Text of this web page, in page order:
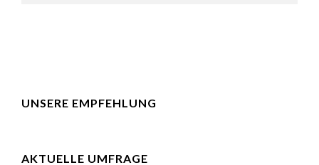
UNSERE EMPFEHLUNG
AKTUELLE UMFRAGE